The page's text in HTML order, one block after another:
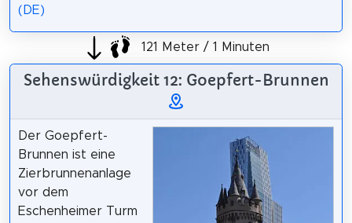
(DE)
121 Meter / 1 Minuten
Sehenswürdigkeit 12: Goepfert-Brunnen
Der Goepfert-
Brunnen ist eine
Zierbrunnenanlage
vor dem
Eschenheimer Turm